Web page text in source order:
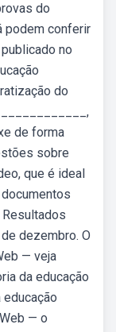
do
podem conferir
no
do
de forma
sobre
que é ideal
dezembro. O
— veja
da educação
— o